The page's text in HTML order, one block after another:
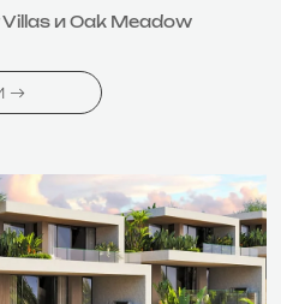
и Oak Meadow